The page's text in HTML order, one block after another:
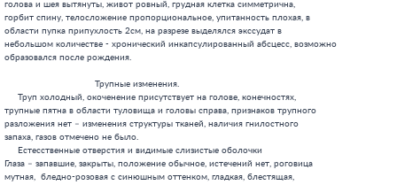
голова и шея вытянуты, живот ровный, грудная клетка симметрична,
горбит спину, телосложение пропорциональное, упитанность плохая, в
области пупка припухлость 2см, на разрезе выделялся экссудат в
небольшом количестве - хронический инкапсулированный абсцесс, возможно
образовался после рождения.
                                  Трупные изменения.
     Труп холодный, окоченение присутствует на голове, конечностях,
трупные пятна в области туловища и головы справа, признаков трупного
разложения нет – изменения структуры тканей, наличия гнилостного
запаха, газов отмечено не было.
     Естесственные отверстия и видимые слизистые оболочки
Глаза – запавшие, закрыты, положение обычное, истечений нет, роговица
мутная,  бледно-розовая с синюшным оттенком, гладкая, блестящая,